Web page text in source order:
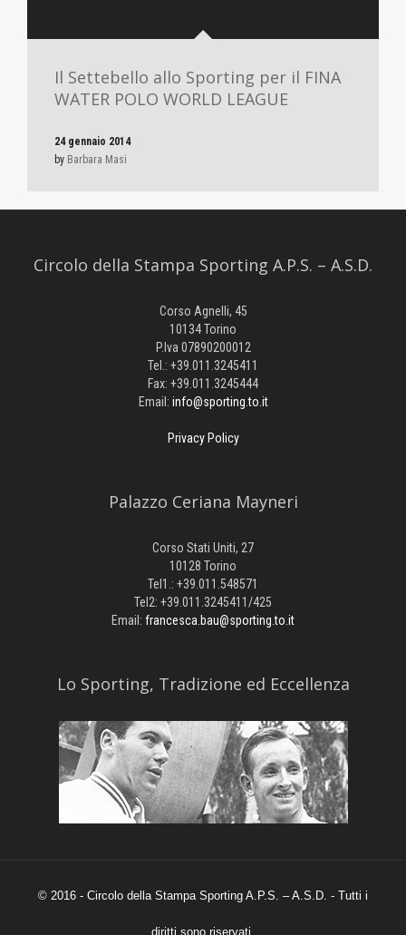
Il Settebello allo Sporting per il FINA
WATER POLO WORLD LEAGUE
24 gennaio 2014
by Barbara Masi
Circolo della Stampa Sporting A.P.S. – A.S.D.
Corso Agnelli, 45
10134 Torino
P.Iva 07890200012
Tel.: +39.011.3245411
Fax: +39.011.3245444
Email: info@sporting.to.it
Privacy Policy
Palazzo Ceriana Mayneri
Corso Stati Uniti, 27
10128 Torino
Tel1.: +39.011.548571
Tel2: +39.011.3245411/425
Email: francesca.bau@sporting.to.it
​Lo Sporting, Tradizione ed Eccellenza
© 2016 - Circolo della Stampa Sporting A.P.S. – A.S.D. - Tutti i
diritti sono riservati.